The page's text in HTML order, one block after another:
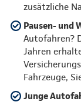
zusätzliche
Pausen- und
Autofahren?
Jahren
Fahrzeuge,
Junge